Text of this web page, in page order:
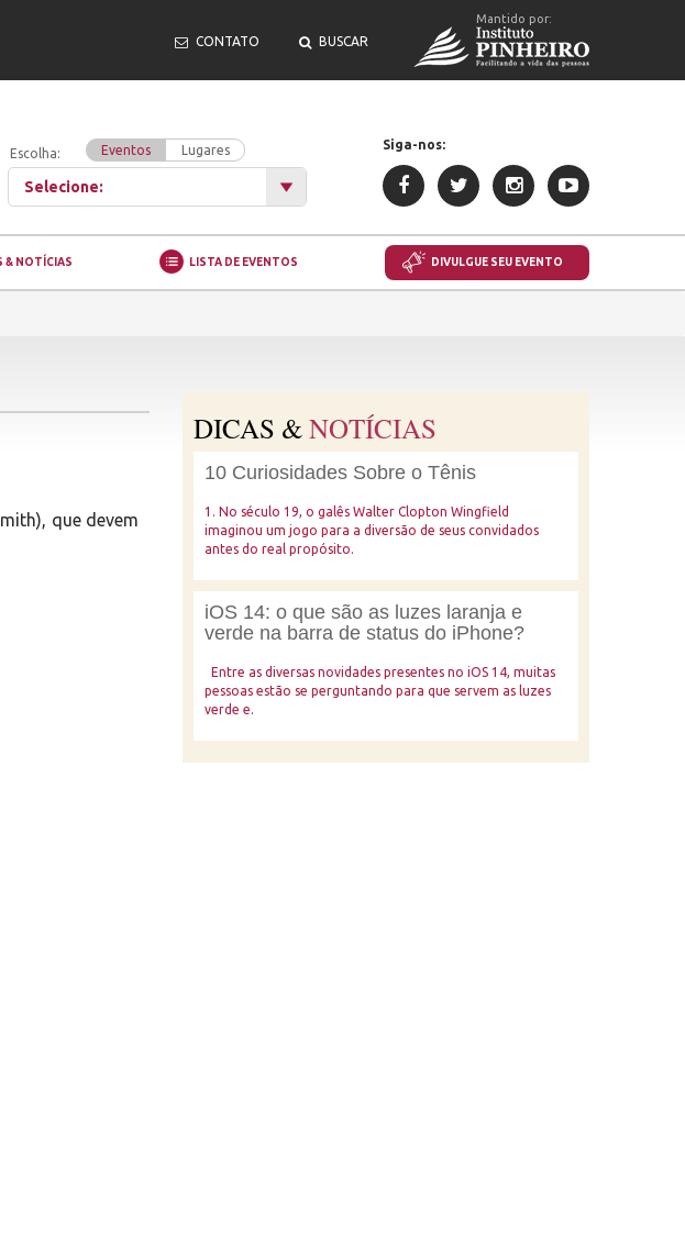
CONTATO BUSCAR
Mantido por:
Escolha: Eventos Lugares
Selecione:
Siga-nos:
& NOTÍCIAS LISTA DE EVENTOS DIVULGUE SEU EVENTO
que devem
DICAS &NOTÍCIAS
10 Curiosidades Sobre o Tênis
1. No século 19, o galês Walter Clopton Wingfield
imaginou um jogo para a diversão de seus convidados
antes do real propósito.
iOS 14: o que são as luzes laranja e
verde na barra de status do iPhone?
Entre as diversas novidades presentes no iOS 14, muitas
pessoas estão se perguntando para que servem as luzes
verde e.